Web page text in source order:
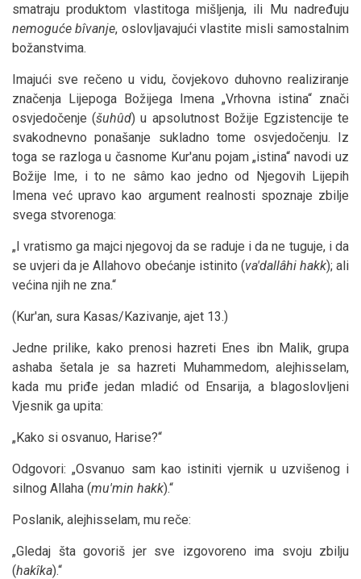
smatraju produktom vlastitoga mišljenja, ili Mu nadređuju
nemoguće bîvanje, oslovljavajući vlastite misli samostalnim
božanstvima.
Imajući sve rečeno u vidu, čovjekovo duhovno realiziranje
značenja Lijepoga Božijega Imena „Vrhovna istina“ znači
osvjedočenje (šuhûd) u apsolutnost Božije Egzistencije te
svakodnevno ponašanje sukladno tome osvjedočenju. Iz
toga se razloga u časnome Kur'anu pojam „istina“ navodi uz
Božije Ime, i to ne sâmo kao jedno od Njegovih Lijepih
Imena već upravo kao argument realnosti spoznaje zbilje
svega stvorenoga:
„I vratismo ga majci njegovoj da se raduje i da ne tuguje, i da
se uvjeri da je Allahovo obećanje istinito (va'dallâhi hakk); ali
većina njih ne zna.“
(Kur'an, sura Kasas/Kazivanje, ajet 13.)
Jedne prilike, kako prenosi hazreti Enes ibn Malik, grupa
ashaba šetala je sa hazreti Muhammedom, alejhisselam,
kada mu priđe jedan mladić od Ensarija, a blagoslovljeni
Vjesnik ga upita:
„Kako si osvanuo, Harise?“
Odgovori: „Osvanuo sam kao istiniti vjernik u uzvišenog i
silnog Allaha (mu'min hakk).“
Poslanik, alejhisselam, mu reče:
„Gledaj šta govoriš jer sve izgovoreno ima svoju zbilju
(hakîka).“